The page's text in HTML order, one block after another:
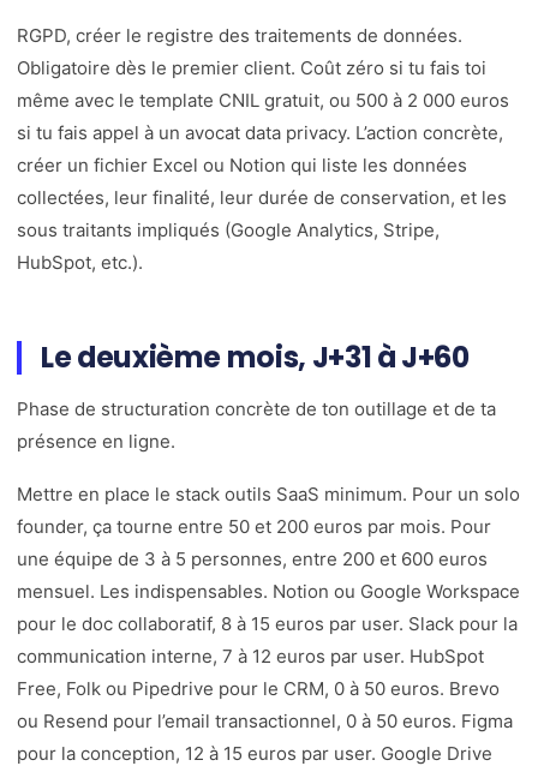
RGPD, créer le registre des traitements de données.
Obligatoire dès le premier client. Coût zéro si tu fais toi
même avec le template CNIL gratuit, ou 500 à 2 000 euros
si tu fais appel à un avocat data privacy. L’action concrète,
créer un fichier Excel ou Notion qui liste les données
collectées, leur finalité, leur durée de conservation, et les
sous traitants impliqués (Google Analytics, Stripe,
HubSpot, etc.).
Le deuxième mois, J+31 à J+60
Phase de structuration concrète de ton outillage et de ta
présence en ligne.
Mettre en place le stack outils SaaS minimum. Pour un solo
founder, ça tourne entre 50 et 200 euros par mois. Pour
une équipe de 3 à 5 personnes, entre 200 et 600 euros
mensuel. Les indispensables. Notion ou Google Workspace
pour le doc collaboratif, 8 à 15 euros par user. Slack pour la
communication interne, 7 à 12 euros par user. HubSpot
Free, Folk ou Pipedrive pour le CRM, 0 à 50 euros. Brevo
ou Resend pour l’email transactionnel, 0 à 50 euros. Figma
pour la conception, 12 à 15 euros par user. Google Drive